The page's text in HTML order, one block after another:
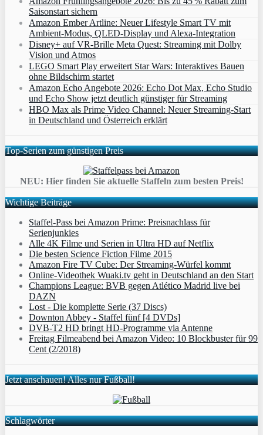
Saisonstart sichern
Amazon Ember Artline: Neuer Lifestyle Smart TV mit
Ambient‑Modus, QLED‑Display und Alexa‑Integration
Disney+ auf VR-Brille Meta Quest: Streaming mit Dolby
Vision und Atmos
LEGO Smart Play erweitert Star Wars: Interaktives Bauen
ohne Bildschirm startet
Amazon Echo Angebote 2026: Echo Dot Max, Echo Studio
und Echo Show jetzt deutlich günstiger für Streaming
HBO Max als Prime Video Channel: Neuer Streaming‑Start
in Deutschland und Österreich erklärt
Top-Serien zum günstigen Preis
NEU: Hier finden Sie aktuelle Staffeln zum besten Preis!
Wichtige Beiträge
Staffel-Pass bei Amazon Prime: Preisnachlass für
Serienjunkies
Alle 4K Filme und Serien in Ultra HD auf Netflix
Die besten Science Fiction Filme 2015
Amazon Fire TV Cube: Der Streaming-Würfel kommt
Online-Videothek Wuaki.tv geht in Deutschland an den Start
Champions League: BVB gegen Atlético Madrid live bei
DAZN
Lost - Die komplette Serie (37 Discs)
Downton Abbey - Staffel fünf [4 DVDs]
DVB-T2 HD bringt HD-Programme via Antenne
Freitag Filmeabend bei Amazon Video: 10 Blockbuster für 99
Cent (2/2018)
Jetzt anschauen! Alles nur Fußball!
Schlagwörter